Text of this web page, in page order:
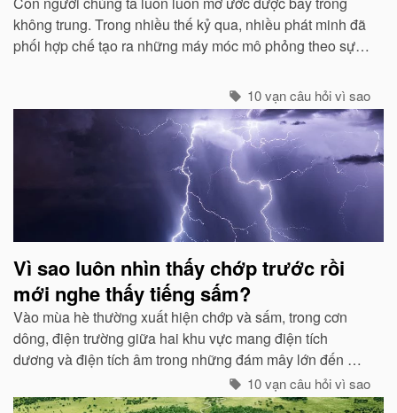
không trung. Trong nhiều thế kỷ qua, nhiều phát minh đã
phối hợp chế tạo ra những máy móc mô phỏng theo sự
10 vạn câu hỏi vì sao
Vì sao luôn nhìn thấy chớp trước rồi
mới nghe thấy tiếng sấm?
Vào mùa hè thường xuất hiện chớp và sấm, trong cơn
dông, điện trường giữa hai khu vực mang điện tích
dương và điện tích âm trong những đám mây lớn đến một
mức độ nhất định, hai loại điện tích trong quá trình phát
triển sẽ phát ra tia lửa...
10 vạn câu hỏi vì sao